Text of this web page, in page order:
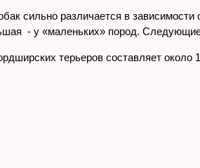
сильно различается в
- у «маленьких» пород.
терьеров составляет около